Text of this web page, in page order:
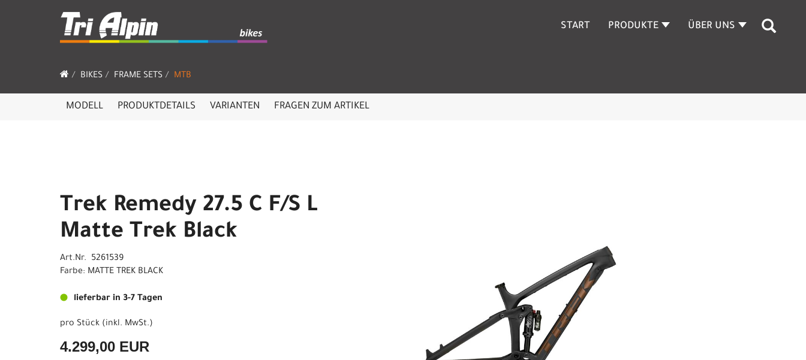
START PRODUKTE ÜBER UNS
BIKES FRAME SETS MTB
MODELL PRODUKTDETAILS VARIANTEN FRAGEN ZUM ARTIKEL
Trek Remedy 27.5 C F/S L
Matte Trek Black
Art.Nr. 5261539
Farbe: MATTE TREK BLACK
lieferbar in 3-7 Tagen
pro Stück (inkl. MwSt.)
4.299,00 EUR